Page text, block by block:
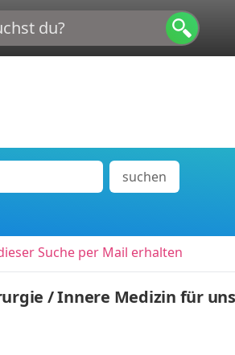
suchen
Suche per Mail erhalten
/ Innere Medizin für